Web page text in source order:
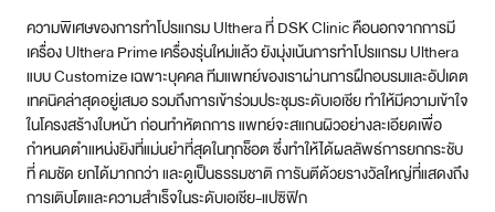
ความพิเศษของการทำโปรแกรม Ulthera ที่ DSK Clinic คือนอกจากการมี
เครื่อง Ulthera Prime เครื่องรุ่นใหม่แล้ว ยังมุ่งเน้นการทำโปรแกรม Ulthera
แบบ Customize เฉพาะบุคคล ทีมแพทย์ของเราผ่านการฝึกอบรมและอัปเดต
เทคนิคล่าสุดอยู่เสมอ รวมถึงการเข้าร่วมประชุมระดับเอเชีย ทำให้มีความเข้าใจ
ในโครงสร้างใบหน้า ก่อนทำหัตถการ แพทย์จะสแกนผิวอย่างละเอียดเพื่อ
กำหนดตำแหน่งยิงที่แม่นยำที่สุดในทุกช็อต ซึ่งทำให้ได้ผลลัพธ์การยกกระชับ
ที่ คมชัด ยกได้มากกว่า และดูเป็นธรรมชาติ การันตีด้วยรางวัลใหญ่ที่แสดงถึง
การเติบโตและความสำเร็จในระดับเอเชีย-แปซิฟิก